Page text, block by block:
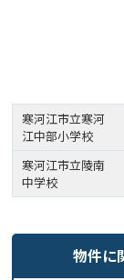
寒河江市立寒河
江中部小学校
寒河江市立陵南
中学校
物件に